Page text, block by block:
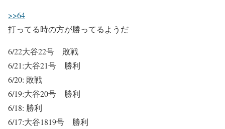
>>64
打ってる時の方が勝ってるようだ
6/22大谷22号 敗戦
6/21:大谷21号 勝利
6/20: 敗戦
6/19:大谷20号 勝利
6/18: 勝利
6/17:大谷1819号 勝利